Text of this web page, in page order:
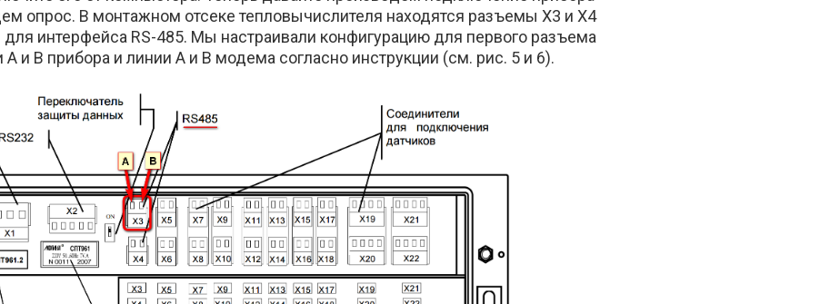
опрос. В монтажном отсеке тепловычислителя находятся разъемы X3 и X4
интерфейса RS-485. Мы настраивали конфигурацию для первого разъема
и B прибора и линии A и B модема согласно инструкции (см. рис. 5 и 6).